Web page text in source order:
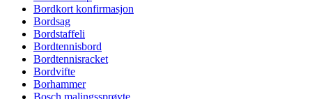
Bordkort konfirmasjon
Bordsag
Bordstaffeli
Bordtennisbord
Bordtennisracket
Bordvifte
Borhammer
Bosch malingssprøyte